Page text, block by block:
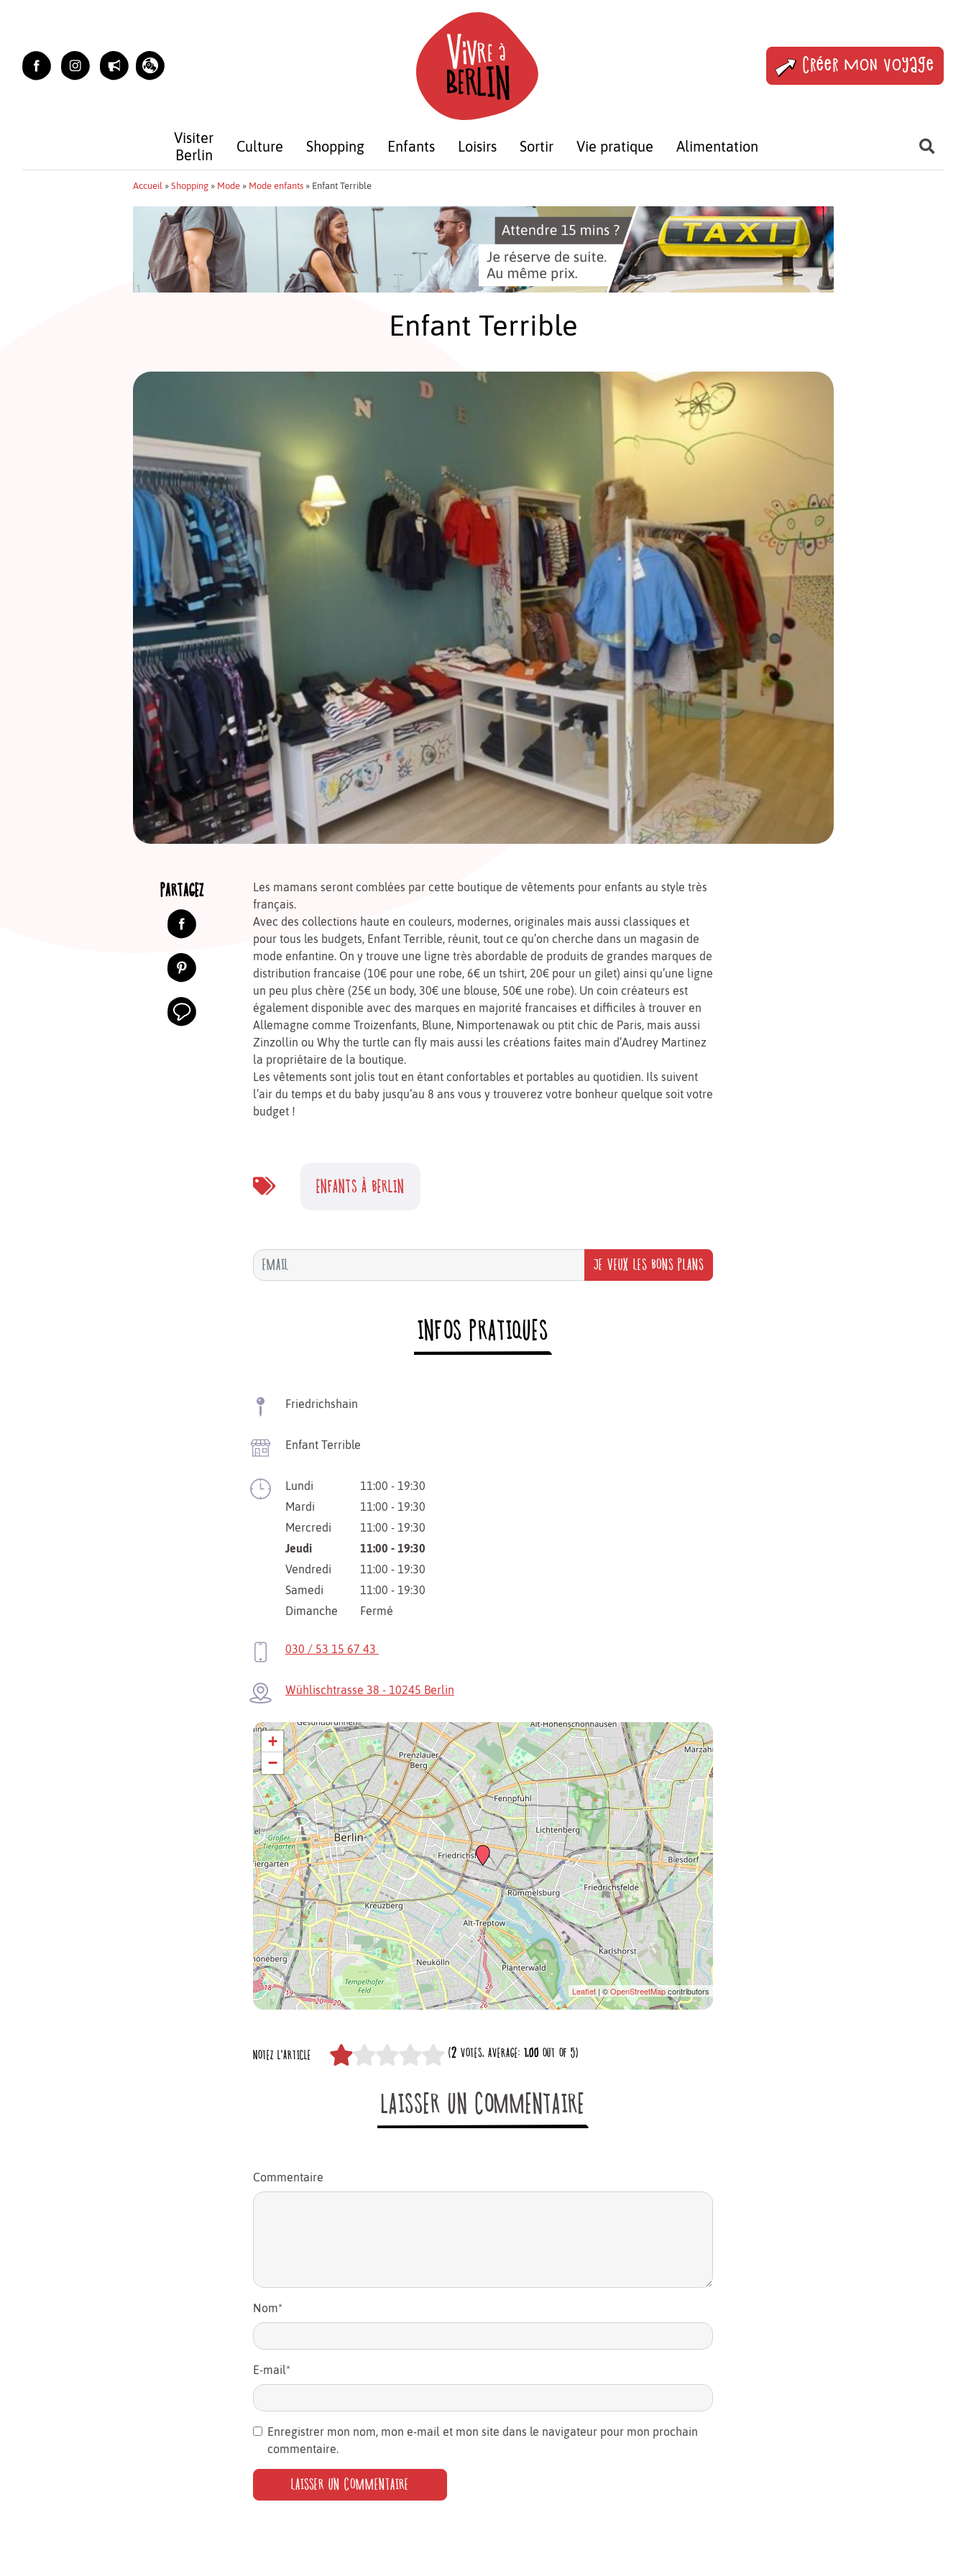
Créer mon voyage
Visiter
Berlin
Culture Shopping Enfants Loisirs Sortir Vie pratique Alimentation
Accueil » Shopping» Mode» Mode enfants» Enfant Terrible
Enfant Terrible
PARTAGEZ
Les mamans seront comblées par cette boutique de vêtements pour enfants au style très
français.
Avec des collections haute en couleurs, modernes, originales mais aussi classiques et
pour tous les budgets, Enfant Terrible, réunit, tout ce qu’on cherche dans un magasin de
mode enfantine. On y trouve une ligne très abordable de produits de grandes marques de
distribution francaise (10€ pour une robe, 6€ un tshirt, 20€ pour un gilet) ainsi qu’une ligne
un peu plus chère (25€ un body, 30€ une blouse, 50€ une robe). Un coin créateurs est
également disponible avec des marques en majorité francaises et difficiles à trouver en
Allemagne comme Troizenfants, Blune, Nimportenawak ou ptit chic de Paris, mais aussi
Zinzollin ou Why the turtle can fly mais aussi les créations faites main d’Audrey Martinez
la propriétaire de la boutique.
Les vêtements sont jolis tout en étant confortables et portables au quotidien. Ils suivent
l’air du temps et du baby jusqu’au 8 ans vous y trouverez votre bonheur quelque soit votre
budget !
ENFANTS À BERLIN
JE VEUX LES BONS PLANS
INFOS PRATIQUES
Friedrichshain
Enfant Terrible
Lundi
11:00 - 19:30
Mardi
11:00 - 19:30
Mercredi
11:00 - 19:30
Jeudi
11:00 - 19:30
Vendredi
11:00 - 19:30
Samedi
11:00 - 19:30
Dimanche
Fermé
030 / 53 15 67 43
Wühlischtrasse 38 - 10245 Berlin
+
−
Leaflet | ©OpenStreetMapcontributors
NOTEZ L'ARTICLE (2 VOTES, AVERAGE: 1,00 OUT OF 5)
LAISSER UN COMMENTAIRE
Commentaire
Nom*
E-mail*
Enregistrer mon nom, mon e-mail et mon site dans le navigateur pour mon prochain
commentaire.